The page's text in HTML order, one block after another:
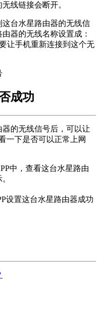
线链接会断开。
台水星路由器的无线信
器的无线名称设置成：
让手机重新连接到这个无
成功
的无线信号后，可以让
一下是否可以正常上网
中，查看这台水星路由
设置这台水星路由器成功